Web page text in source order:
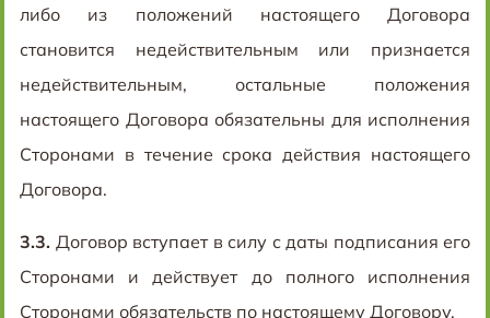
либо из положений настоящего Договора
становится недействительным или признается
недействительным, остальные положения
настоящего Договора обязательны для исполнения
Сторонами в течение срока действия настоящего
Договора.
3.3. Договор вступает в силу с даты подписания его
Сторонами и действует до полного исполнения
Сторонами обязательств по настоящему Договору.